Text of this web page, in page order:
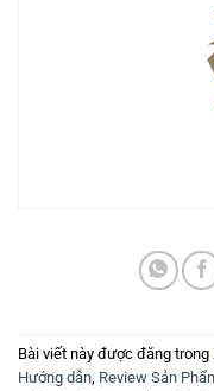
Bài viết này được đăng trong
Hướng dẫn, Review Sản